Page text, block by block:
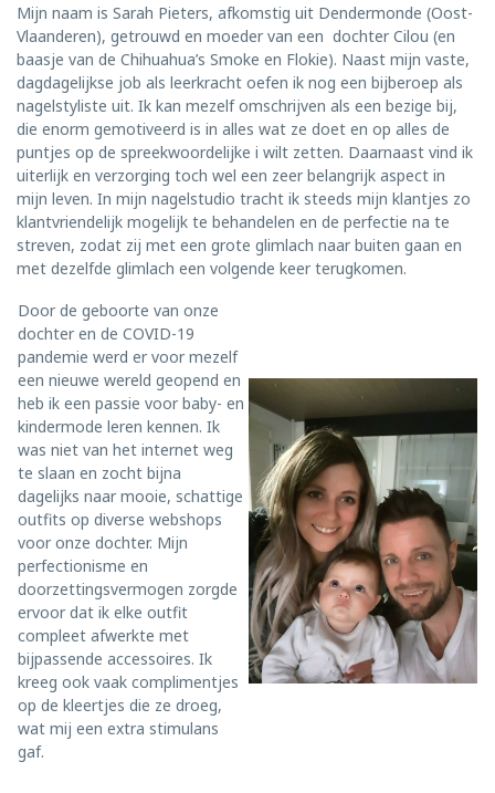
Mijn naam is Sarah Pieters, afkomstig uit Dendermonde (Oost-
Vlaanderen), getrouwd en moeder van een dochter Cilou (en
baasje van de Chihuahua’s Smoke en Flokie). Naast mijn vaste,
dagdagelijkse job als leerkracht oefen ik nog een bijberoep als
nagelstyliste uit. Ik kan mezelf omschrijven als een bezige bij,
die enorm gemotiveerd is in alles wat ze doet en op alles de
puntjes op de spreekwoordelijke i wilt zetten. Daarnaast vind ik
uiterlijk en verzorging toch wel een zeer belangrijk aspect in
mijn leven. In mijn nagelstudio tracht ik steeds mijn klantjes zo
klantvriendelijk mogelijk te behandelen en de perfectie na te
streven, zodat zij met een grote glimlach naar buiten gaan en
met dezelfde glimlach een volgende keer terugkomen.
Door de geboorte van onze
dochter en de COVID-19
pandemie werd er voor mezelf
een nieuwe wereld geopend en
heb ik een passie voor baby- en
kindermode leren kennen. Ik
was niet van het internet weg
te slaan en zocht bijna
dagelijks naar mooie, schattige
outfits op diverse webshops
voor onze dochter. Mijn
perfectionisme en
doorzettingsvermogen zorgde
ervoor dat ik elke outfit
compleet afwerkte met
bijpassende accessoires. Ik
kreeg ook vaak complimentjes
op de kleertjes die ze droeg,
wat mij een extra stimulans
gaf.